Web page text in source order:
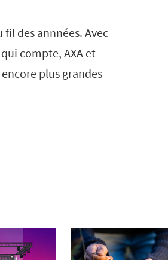
des annnées. Avec
compte, AXA et
plus grandes